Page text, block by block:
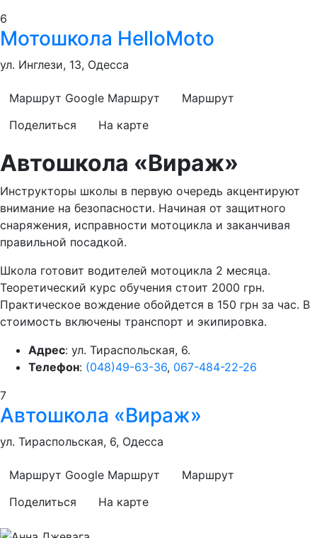
6
Мотошкола HelloMoto
ул. Инглези, 13, Одесса
Маршрут Google Маршрут
Маршрут
Поделиться
На карте
Автошкола «Вираж»
Инструкторы школы в первую очередь акцентируют
внимание на безопасности. Начиная от защитного
снаряжения, исправности мотоцикла и заканчивая
правильной посадкой.
Школа готовит водителей мотоцикла 2 месяца.
Теоретический курс обучения стоит 2000 грн.
Практическое вождение обойдется в 150 грн за час. В
стоимость включены транспорт и экипировка.
Адрес: ул. Тираспольская, 6.
Телефон: (048)49-63-36, 067-484-22-26
7
Автошкола «Вираж»
ул. Тираспольская, 6, Одесса
Маршрут Google Маршрут
Маршрут
Поделиться
На карте